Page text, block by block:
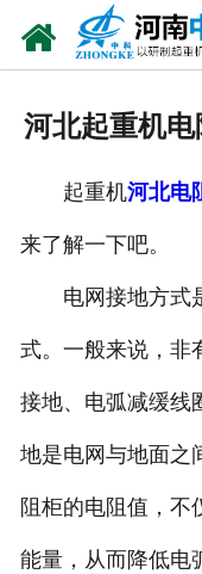
河北起重机
起重机河北电
来了解一下吧。
电网接地方式是
式。一般来说，非
接地、电弧减缓线
地是电网与地面之
阻柜的电阻值，不
能量，从而降低电